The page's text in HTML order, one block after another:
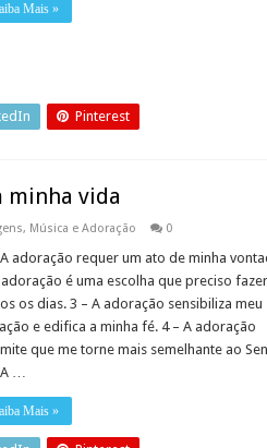
Mais »
Pinterest
minha vida
, Música e Adoração 0
adoração requer um ato de minha
adoração é uma escolha que preciso fazer
os dias. 3 – A adoração sensibiliza meu
e edifica a minha fé. 4 – A adoração
que me torne mais semelhante ao
A …
Mais »